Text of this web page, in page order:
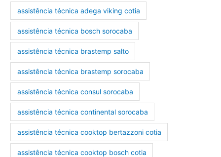
assistência técnica adega viking cotia
assistência técnica bosch sorocaba
assistência técnica brastemp salto
assistência técnica brastemp sorocaba
assistência técnica consul sorocaba
assistência técnica continental sorocaba
assistência técnica cooktop bertazzoni cotia
assistência técnica cooktop bosch cotia